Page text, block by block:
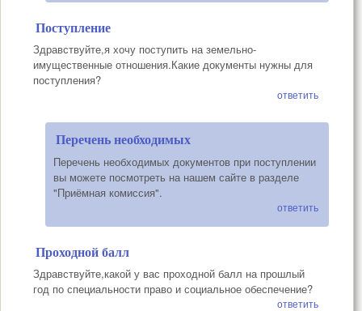
Поступление
Здравствуйте,я хочу поступить на земельно-
имущественные отношения.Какие документы нужны для
поступления?
ответить
Перечень необходимых
Перечень необходимых документов при поступлении
вы можете посмотреть на нашем сайте в разделе
"Приёмная комиссия".
ответить
Проходной балл
Здравствуйте,какой у вас проходной балл на прошлый
год по специальности право и социальное обеспечение?
ответить